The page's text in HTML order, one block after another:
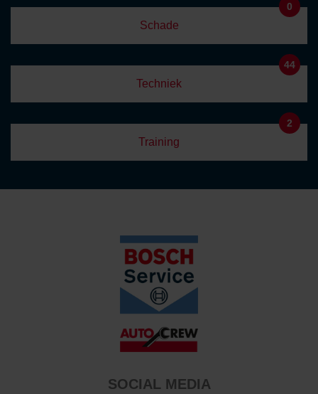
Schade
0
Techniek
44
Training
2
SOCIAL MEDIA